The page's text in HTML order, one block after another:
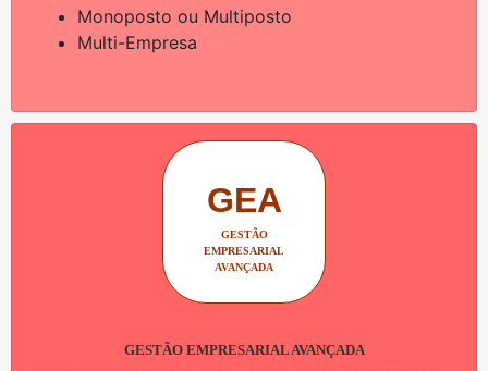
Monoposto ou Multiposto
Multi-Empresa
GEA
GESTÃO
EMPRESARIAL
AVANÇADA
GESTÃO EMPRESARIAL AVANÇADA